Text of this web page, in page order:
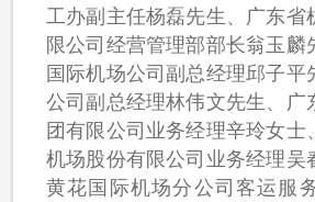
工办副主任杨磊先生、广东省
限公司经营管理部部长翁玉麟
国际机场公司副总经理邱子平
公司副总经理林伟文先生、广
团有限公司业务经理辛玲女士
机场股份有限公司业务经理吴
黄花国际机场分公司客运服